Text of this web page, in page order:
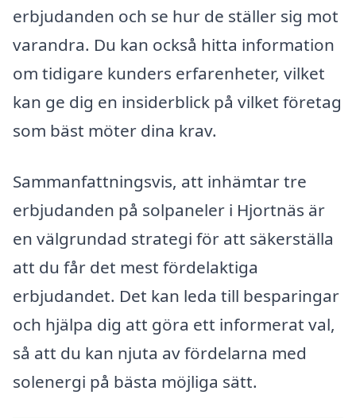
erbjudanden och se hur de ställer sig mot
varandra. Du kan också hitta information
om tidigare kunders erfarenheter, vilket
kan ge dig en insiderblick på vilket företag
som bäst möter dina krav.
Sammanfattningsvis, att inhämtar tre
erbjudanden på solpaneler i Hjortnäs är
en välgrundad strategi för att säkerställa
att du får det mest fördelaktiga
erbjudandet. Det kan leda till besparingar
och hjälpa dig att göra ett informerat val,
så att du kan njuta av fördelarna med
solenergi på bästa möjliga sätt.